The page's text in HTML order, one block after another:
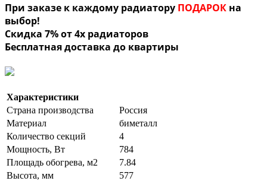
При заказе к каждому радиатору ПОДАРОК на
выбор!
Скидка 7% от 4х радиаторов
Бесплатная доставка до квартиры
Характеристики
Страна производства
Россия
Материал
биметалл
Количество секций
4
Мощность, Вт
784
Площадь обогрева, м2
7.84
Высота, мм
577